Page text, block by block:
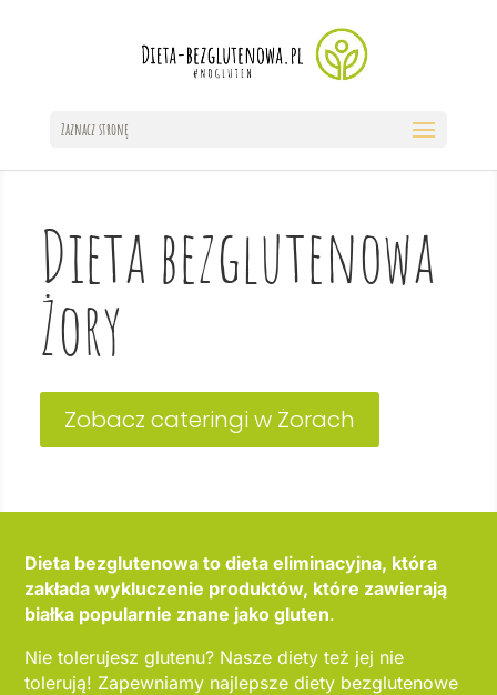
Zaznacz stronę
Dieta bezglutenowa
Żory
Zobacz cateringi w Żorach
Dieta bezglutenowa to dieta eliminacyjna, która
zakłada wykluczenie produktów, które zawierają
białka popularnie znane jako gluten.
Nie tolerujesz glutenu? Nasze diety też jej nie
tolerują! Zapewniamy najlepsze diety bezglutenowe